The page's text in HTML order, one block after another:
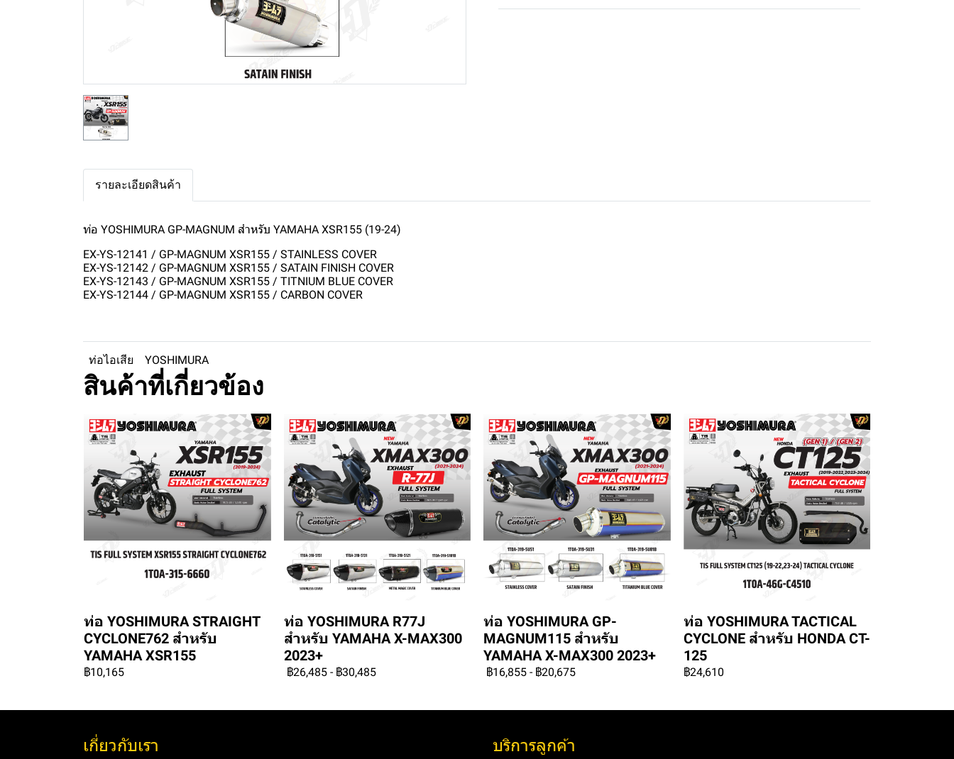
รายละเอียดสินค้า
ท่อ YOSHIMURA GP-MAGNUM สำหรับ YAMAHA XSR155 (19-24)
EX-YS-12141 / GP-MAGNUM XSR155 / STAINLESS COVER
EX-YS-12142 / GP-MAGNUM XSR155 / SATAIN FINISH COVER
EX-YS-12143 / GP-MAGNUM XSR155 / TITNIUM BLUE COVER
EX-YS-12144 / GP-MAGNUM XSR155 / CARBON COVER
ท่อไอเสีย YOSHIMURA
สินค้าที่เกี่ยวข้อง
ท่อ YOSHIMURA STRAIGHT
CYCLONE762 สำหรับ
YAMAHA XSR155
฿10,165
ท่อ YOSHIMURA R77J
สำหรับ YAMAHA X-MAX300
2023+
฿26,485 - ฿30,485
ท่อ YOSHIMURA GP-
MAGNUM115 สำหรับ
YAMAHA X-MAX300 2023+
฿16,855 - ฿20,675
ท่อ YOSHIMURA TACTICAL
CYCLONE สำหรับ HONDA CT-
125
฿24,610
เกี่ยวกับเรา บริการลูกค้า